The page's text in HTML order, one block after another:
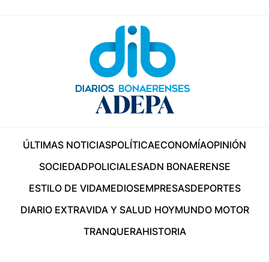
ÚLTIMAS NOTICIASPOLÍTICAECONOMÍAOPINIÓN
SOCIEDADPOLICIALESADN BONAERENSE
ESTILO DE VIDAMEDIOSEMPRESASDEPORTES
DIARIO EXTRAVIDA Y SALUD HOYMUNDO MOTOR
TRANQUERAHISTORIA